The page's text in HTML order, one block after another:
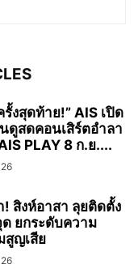
งสุดท้าย!” AIS เปิด
ดูสดคอนเสิร์ตอำลา
PLAY 8 ก.ย....
สิงห์อาสา ลุยติดตั้ง
ด ยกระดับความ
สูญเสีย